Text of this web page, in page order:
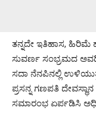
ತನ್ನದೇ ಇತಿಹಾಸ, ಹಿರಿಮೆ
‌ಸುವರ್ಣ ಸಂಭ್ರಮದ
ಸದಾ ನೆನಪಿನಲ್ಲಿ
ಪ್ರಸನ್ನ ಗಣಪತಿ
ಸಮಾರಂಭ ಏರ್ಪಡಿಸಿ